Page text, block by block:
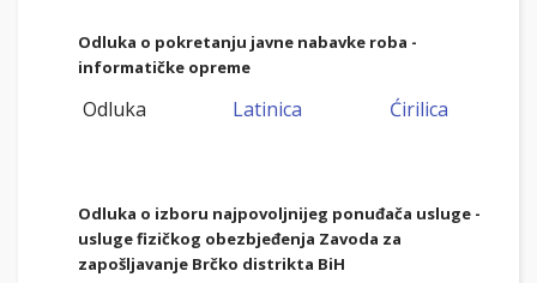
Odluka o pokretanju javne nabavke roba -
informatičke opreme
Odluka Latinica Ćirilica
Odluka o izboru najpovoljnijeg ponuđača usluge -
usluge fizičkog obezbjeđenja Zavoda za
zapošljavanje Brčko distrikta BiH